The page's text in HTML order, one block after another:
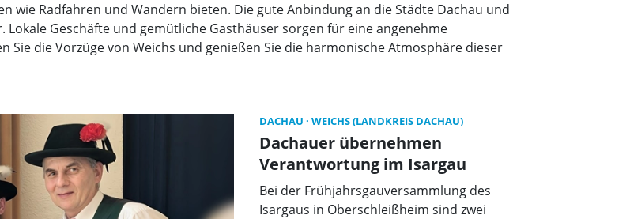
wie Radfahren und Wandern bieten. Die gute Anbindung an die Städte Dachau und
Geschäfte und gemütliche Gasthäuser sorgen für eine angenehme
Sie die Vorzüge von Weichs und genießen Sie die harmonische Atmosphäre dieser
DACHAU WEICHS (LANDKREIS DACHAU)
Dachauer übernehmen
Verantwortung im Isargau
Bei der Frühjahrsgauversammlung des
Isargaus in Oberschleißheim sind zwei